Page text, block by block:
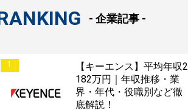
- 企業記事 -
1
【キーエンス】平均年収2
182万円｜年収推移・業
界・年代・役職別など徹
底解説！